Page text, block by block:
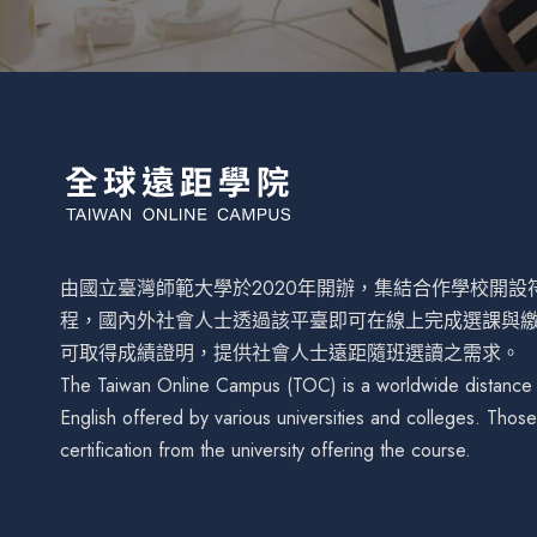
由國立臺灣師範大學於2020年開辦，集結合作學校開
程，國內外社會人士透過該平臺即可在線上完成選課與
可取得成績證明，提供社會人士遠距隨班選讀之需求。
The Taiwan Online Campus (TOC) is a worldwide
English offered by various universities and colleges.
certification from the university offering the course.